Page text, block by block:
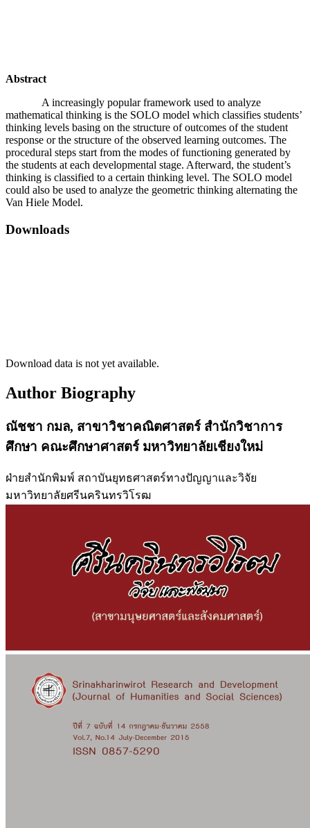
Abstract
A increasingly popular framework used to analyze
mathematical thinking is the SOLO model which classifies students’
thinking levels basing on the structure of outcomes of the student
response or the structure of the observed learning outcomes. The
procedural steps start from the modes of functioning generated by
the students at each developmental stage. Afterward, the student’s
thinking is classified to a certain thinking level. The SOLO model
could also be used to analyze the geometric thinking alternating the
Van Hiele Model.
Downloads
Download data is not yet available.
Author Biography
ณัชชา กมล, สาขาวิชาคณิตศาสตร์ สำนักวิชาการ
ศึกษา คณะศึกษาศาสตร์ มหาวิทยาลัยเชียงใหม่
ฝ่ายสำนักพิมพ์ สถาบันยุทธศาสตร์ทางปัญญาและวิจัย
มหาวิทยาลัยศรีนครินทรวิโรฒ